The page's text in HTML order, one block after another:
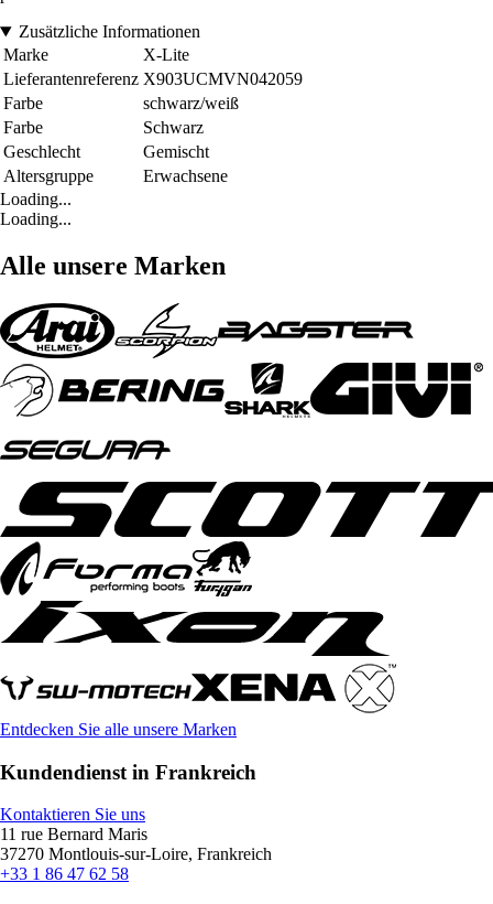
Zusätzliche Informationen
Marke
X-Lite
Lieferantenreferenz X903UCMVN042059
Farbe
schwarz/weiß
Farbe
Schwarz
Geschlecht
Gemischt
Altersgruppe
Erwachsene
Loading...
Loading...
Alle unsere Marken
Entdecken Sie alle unsere Marken
Kundendienst in Frankreich
Kontaktieren Sie uns
11 rue Bernard Maris
37270 Montlouis-sur-Loire, Frankreich
+33 1 86 47 62 58